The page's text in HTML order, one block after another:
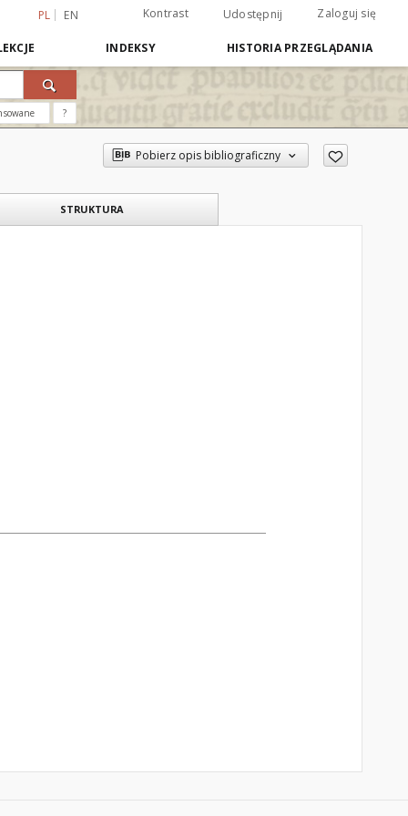
PL EN Kontrast Udostępnij Zaloguj się
INDEKSY HISTORIA PRZEGLĄDANIA
?
Pobierz opis bibliograficzny
STRUKTURA